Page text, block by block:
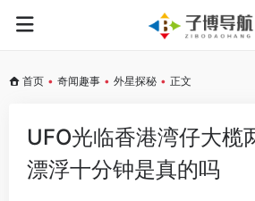
首页 • 奇闻趣事 • 外星探秘 • 正文
UFO光临香港湾仔大榄
漂浮十分钟是真的吗